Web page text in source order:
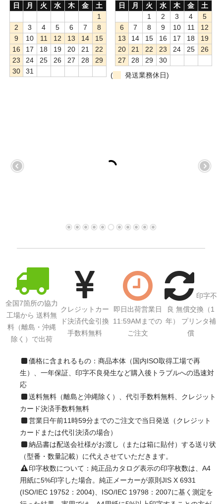
日
月 火 水 木 金
土
1
2
3 4 5 6 7
8
9
10 11 12 13 14
15
16
17 18 19 20 21
22
23
24 25 26 27 28
29
30
31
日
月 火 水 木 金
土
1
2 3 4
5
6
7 8 9 10 11
12
13
14 15 16 17 18
19
20
21 22 23 24 25
26
27
28 29
30
(
発送業務休日)
全国7箇所の協力
工場から 送料無
料（離島・沖縄
除く）で出荷
クレジットカー
ド決済代金引換
手数料無料
即日出荷営業日
11:59AMまでの
ご注文
印字不
良 無償交換（1
年） プリンタ補
償
価格に含まれるもの：商品本体（国内ISO取得工場で再
生）、一年保証、印字不良発生など購入後トラブルへの迅速対
応
送料無料（離島と沖縄除く）、代引手数料無料、クレジット
カード決済手数料無料
営業日午前11時59分までのご注文で当日発送（クレジット
カードまたは代引決済の場合）
納品書は配送会社様がお渡し（または箱に貼付）する送り状
（型番・数量記載）に代えさせていただきます。
印字枚数について：純正品カタログ表示の印字枚数は、A4
用紙に5%印字した場合。純正メーカーが原則JIS X 6931
(ISO/IEC 19752：2004)、ISO/IEC 19798：2007に基く測定を